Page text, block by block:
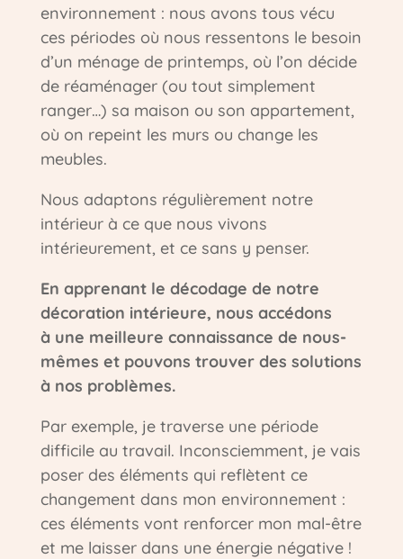
environnement : nous avons tous vécu
ces périodes où nous ressentons le besoin
d’un ménage de printemps, où l’on décide
de réaménager (ou tout simplement
ranger…) sa maison ou son appartement,
où on repeint les murs ou change les
meubles.
Nous adaptons régulièrement notre
intérieur à ce que nous vivons
intérieurement, et ce sans y penser.
En apprenant le décodage de notre
décoration intérieure, nous accédons
à une meilleure connaissance de nous-
mêmes et pouvons trouver des solutions
à nos problèmes.
Par exemple, je traverse une période
difficile au travail. Inconsciemment, je vais
poser des éléments qui reflètent ce
changement dans mon environnement :
ces éléments vont renforcer mon mal-être
et me laisser dans une énergie négative !